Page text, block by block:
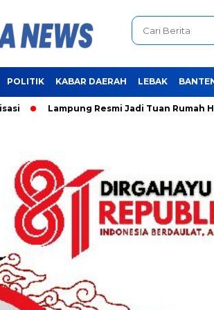
POLITIK KABAR DAERAH LEBAK
Lampung Resmi Jadi Tuan Rumah HPN dan